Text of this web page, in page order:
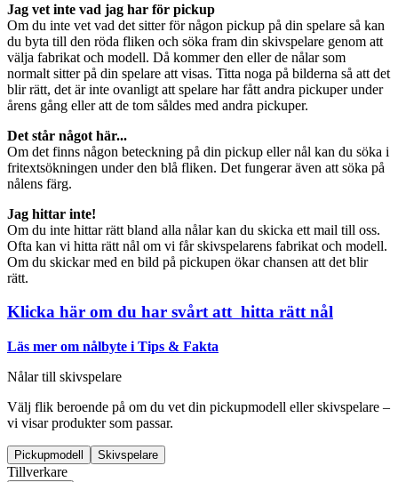
Jag vet inte vad jag har för pickup
Om du inte vet vad det sitter för någon pickup på din spelare så kan
du byta till den röda fliken och söka fram din skivspelare genom att
välja fabrikat och modell. Då kommer den eller de nålar som
normalt sitter på din spelare att visas. Titta noga på bilderna så att det
blir rätt, det är inte ovanligt att spelare har fått andra pickuper under
årens gång eller att de tom såldes med andra pickuper.
Det står något här...
Om det finns någon beteckning på din pickup eller nål kan du söka i
fritextsökningen under den blå fliken. Det fungerar även att söka på
nålens färg.
Jag hittar inte!
Om du inte hittar rätt bland alla nålar kan du skicka ett mail till oss.
Ofta kan vi hitta rätt nål om vi får skivspelarens fabrikat och modell.
Om du skickar med en bild på pickupen ökar chansen att det blir
rätt.
Klicka här om du har svårt att hitta rätt nål
Läs mer om nålbyte i Tips & Fakta
Nålar till skivspelare
Välj flik beroende på om du vet din pickupmodell eller skivspelare –
vi visar produkter som passar.
Pickupmodell Skivspelare
Tillverkare